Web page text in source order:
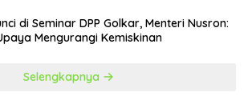
di Seminar DPP Golkar, Menteri Nusron:
Mengurangi Kemiskinan
Selengkapnya